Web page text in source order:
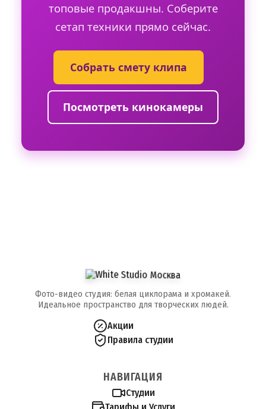
топовые продакшны. Соберите
сетап техники прямо сейчас.
Собрать смету клипа
Посмотреть кинокамеры
Фото-видео студия: белая циклорама и хромакей.
Идеальное пространство для творческих людей.
Акции
Правила студии
НАВИГАЦИЯ
Студии